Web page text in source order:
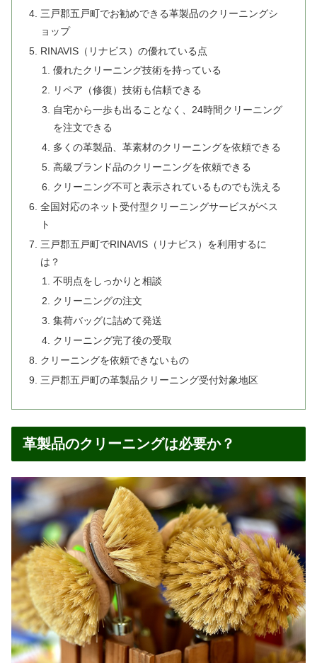
三戸郡五戸町でお勧めできる革製品のクリーニングシ
ョップ
RINAVIS（リナビス）の優れている点
優れたクリーニング技術を持っている
リペア（修復）技術も信頼できる
自宅から一歩も出ることなく、24時間クリーニング
を注文できる
多くの革製品、革素材のクリーニングを依頼できる
高級ブランド品のクリーニングを依頼できる
クリーニング不可と表示されているものでも洗える
全国対応のネット受付型クリーニングサービスがベス
ト
三戸郡五戸町でRINAVIS（リナビス）を利用するに
は？
不明点をしっかりと相談
クリーニングの注文
集荷バッグに詰めて発送
クリーニング完了後の受取
クリーニングを依頼できないもの
三戸郡五戸町の革製品クリーニング受付対象地区
革製品のクリーニングは必要か？